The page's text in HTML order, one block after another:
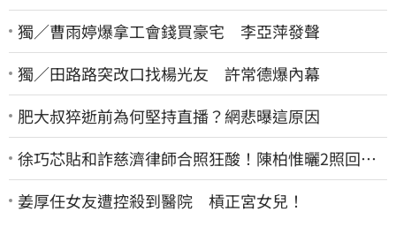
獨／曹雨婷爆拿工會錢買豪宅 李亞萍發聲
獨／田路路突改口找楊光友 許常德爆內幕
肥大叔猝逝前為何堅持直播？網悲曝這原因
徐巧芯貼和詐慈濟律師合照狂酸！陳柏惟曬2照回擊
網笑翻
姜厚任女友遭控殺到醫院 槓正宮女兒！